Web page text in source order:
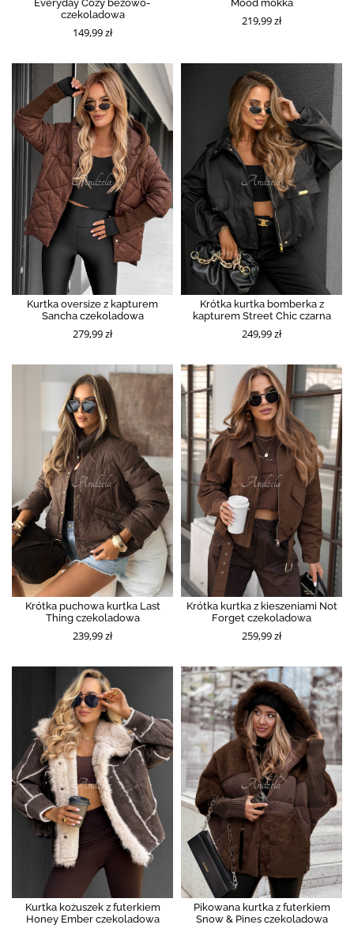
Everyday Cozy beżowo-
czekoladowa
149,99 zł
Mood mokka
219,99 zł
Kurtka oversize z kapturem
Sancha czekoladowa
279,99 zł
Krótka kurtka bomberka z
kapturem Street Chic czarna
249,99 zł
Krótka puchowa kurtka Last
Thing czekoladowa
239,99 zł
Krótka kurtka z kieszeniami Not
Forget czekoladowa
259,99 zł
Kurtka kożuszek z futerkiem
Honey Ember czekoladowa
Pikowana kurtka z futerkiem
Snow & Pines czekoladowa